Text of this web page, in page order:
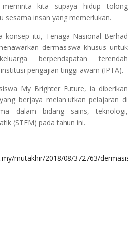
kita supaya hidup tolong
sesama insan yang memerlukan.
konsep itu, Tenaga Nasional Berhad
dermasiswa khusus untuk
berpendapatan terendah
pengajian tinggi awam (IPTA).
My Brighter Future, ia diberikan
berjaya melanjutkan pelajaran di
dalam bidang sains, teknologi,
(STEM) pada tahun ini.
mutakhir/2018/08/372763/